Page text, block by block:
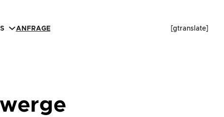
ANFRAGE [gtranslate]